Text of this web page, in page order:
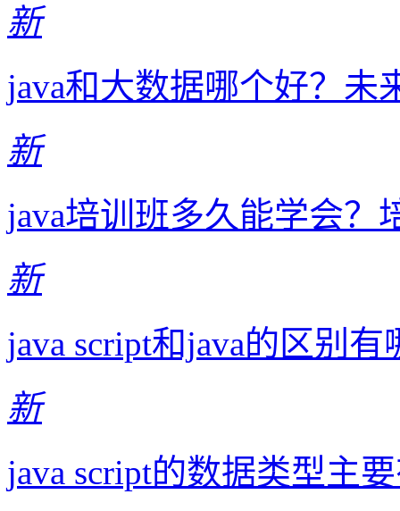
新
java和大数据哪个好？未
新
java培训班多久能学会？
新
java script和java的区别
新
java script的数据类型主